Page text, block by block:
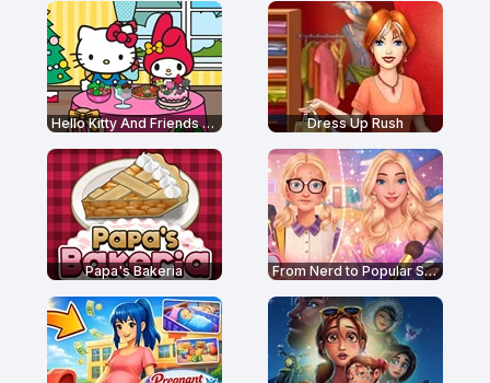
Hello Kitty And Friends Restaurant Dress Up Rush
Papa's Bakeria From Nerd to Popular School